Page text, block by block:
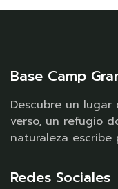
Base Camp
Descubre un
verso, un refugio
naturaleza escribe
Redes Sociales